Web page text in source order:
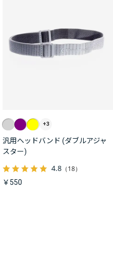
+3
汎用ヘッドバンド (ダブルアジャ
スター)
4.8 （18）
￥550